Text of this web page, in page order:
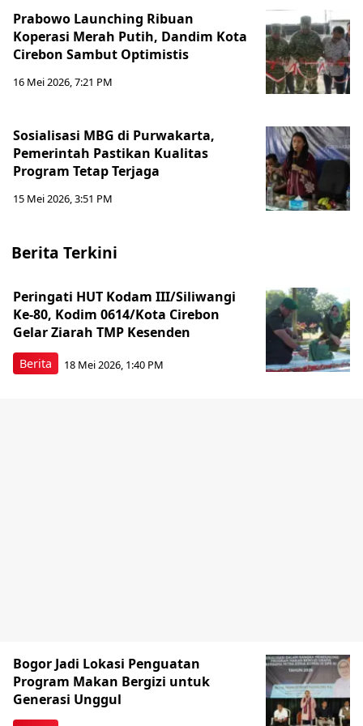
Prabowo Launching Ribuan
Koperasi Merah Putih, Dandim Kota
Cirebon Sambut Optimistis
16 Mei 2026, 7:21 PM
Sosialisasi MBG di Purwakarta,
Pemerintah Pastikan Kualitas
Program Tetap Terjaga
15 Mei 2026, 3:51 PM
Berita Terkini
Berita
Peringati HUT Kodam III/Siliwangi
Ke-80, Kodim 0614/Kota Cirebon
Gelar Ziarah TMP Kesenden
18 Mei 2026, 1:40 PM
Bogor Jadi Lokasi Penguatan
Program Makan Bergizi untuk
Generasi Unggul